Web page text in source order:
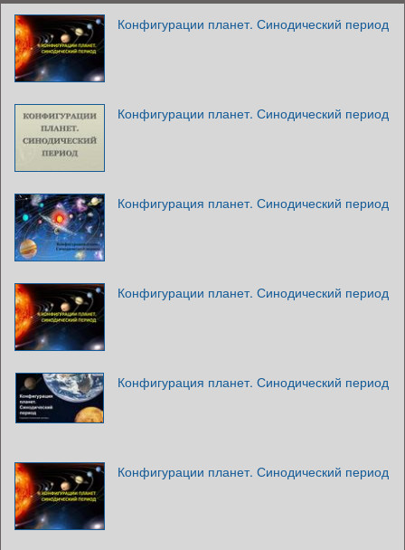
Конфигурации планет. Синодический период
Конфигурации планет. Синодический период
Конфигурация планет. Синодический период
Конфигурации планет. Синодический период
Конфигурация планет. Синодический период
Конфигурации планет. Синодический период